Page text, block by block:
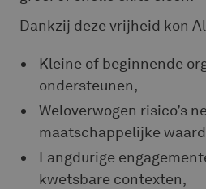
Dankzij deze vrijheid kon
Kleine of beginnende
ondersteunen,
Weloverwogen risico’s
maatschappelijke
Langdurige
kwetsbare contexten,